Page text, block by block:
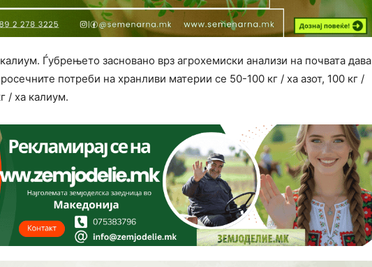
Ѓубрењето засновано врз агрохемиски анализи на почвата дава
потреби на хранливи материи се 50-100 кг / ха азот, 100 кг /
/ ха калиум.